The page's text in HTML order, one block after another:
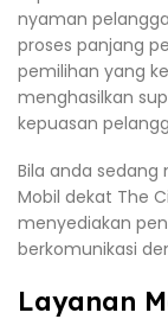
nyaman
proses panjang
pemilihan yang
menghasilkan
kepuasan
Bila anda
Mobil dekat The
menyediakan
berkomunikasi
Layanan